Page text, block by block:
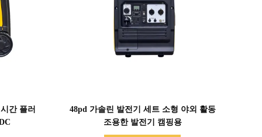
간 플러
48pd 가솔린 발전기 세트 소형 야외 활동
조용한 발전기 캠핑용